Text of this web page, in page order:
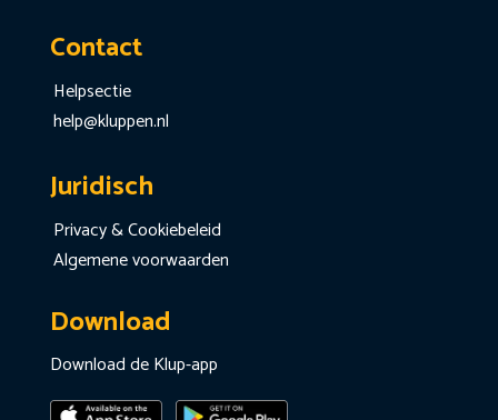
Contact
Helpsectie
help@kluppen.nl
Juridisch
Privacy & Cookiebeleid
Algemene voorwaarden
Download
Download de Klup-app